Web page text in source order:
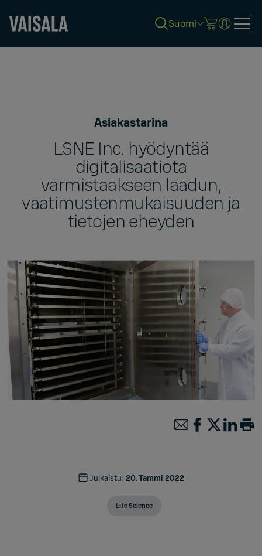
Suomi
Asiakastarina
LSNE Inc. hyödyntää
digitalisaatiota
varmistaakseen laadun,
vaatimustenmukaisuuden ja
tietojen eheyden
Julkaistu: 20. Tammi 2022
Life Science